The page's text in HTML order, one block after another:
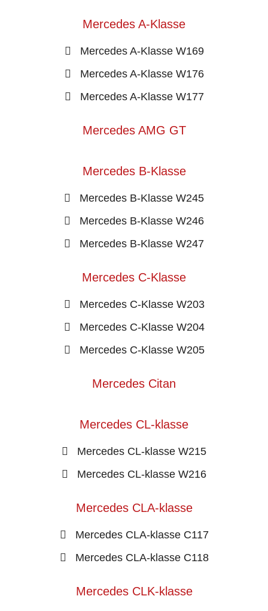
Mercedes A-Klasse
Mercedes A-Klasse W169
Mercedes A-Klasse W176
Mercedes A-Klasse W177
Mercedes AMG GT
Mercedes B-Klasse
Mercedes B-Klasse W245
Mercedes B-Klasse W246
Mercedes B-Klasse W247
Mercedes C-Klasse
Mercedes C-Klasse W203
Mercedes C-Klasse W204
Mercedes C-Klasse W205
Mercedes Citan
Mercedes CL-klasse
Mercedes CL-klasse W215
Mercedes CL-klasse W216
Mercedes CLA-klasse
Mercedes CLA-klasse C117
Mercedes CLA-klasse C118
Mercedes CLK-klasse